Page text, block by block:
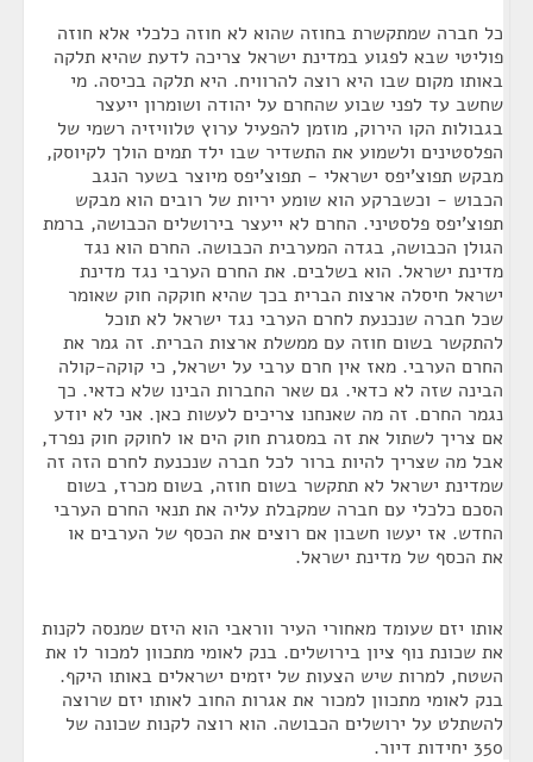
כל חברה שמתקשרת בחוזה שהוא לא חוזה כלכלי אלא חוזה
פוליטי שבא לפגוע במדינת ישראל צריכה לדעת שהיא תלקה
באותו מקום שבו היא רוצה להרוויח. היא תלקה בכיסה. מי
שחשב עד לפני שבוע שהחרם על יהודה ושומרון ייעצר
בגבולות הקו הירוק, מוזמן להפעיל ערוץ טלוויזיה רשמי של
הפלסטינים ולשמוע את התשדיר שבו ילד תמים הולך לקיוסק,
מבקש תפוצ'יפס ישראלי - תפוצ'יפס מיוצר בשער הנגב
הכבוש - וכשברקע הוא שומע יריות של רובים הוא מבקש
תפוצ'יפס פלסטיני. החרם לא ייעצר בירושלים הכבושה, ברמת
הגולן הכבושה, בגדה המערבית הכבושה. החרם הוא נגד
מדינת ישראל. הוא בשלבים. את החרם הערבי נגד מדינת
ישראל חיסלה ארצות הברית בכך שהיא חוקקה חוק שאומר
שכל חברה שנכנעת לחרם הערבי נגד ישראל לא תוכל
להתקשר בשום חוזה עם ממשלת ארצות הברית. זה גמר את
החרם הערבי. מאז אין חרם ערבי על ישראל, כי קוקה-קולה
הבינה שזה לא כדאי. גם שאר החברות הבינו שלא כדאי. כך
נגמר החרם. זה מה שאנחנו צריכים לעשות כאן. אני לא יודע
אם צריך לשתול את זה במסגרת חוק הים או לחוקק חוק נפרד,
אבל מה שצריך להיות ברור לכל חברה שנכנעת לחרם הזה זה
שמדינת ישראל לא תתקשר בשום חוזה, בשום מכרז, בשום
הסכם כלכלי עם חברה שמקבלת עליה את תנאי החרם הערבי
החדש. אז יעשו חשבון אם רוצים את הכסף של הערבים או
את הכסף של מדינת ישראל.
אותו יזם שעומד מאחורי העיר ווראבי הוא היזם שמנסה לקנות
את שכונת נוף ציון בירושלים. בנק לאומי מתכוון למכור לו את
השטח, למרות שיש הצעות של יזמים ישראלים באותו היקף.
בנק לאומי מתכוון למכור את אגרות החוב לאותו יזם שרוצה
להשתלט על ירושלים הכבושה. הוא רוצה לקנות שכונה של
350 יחידות דיור.